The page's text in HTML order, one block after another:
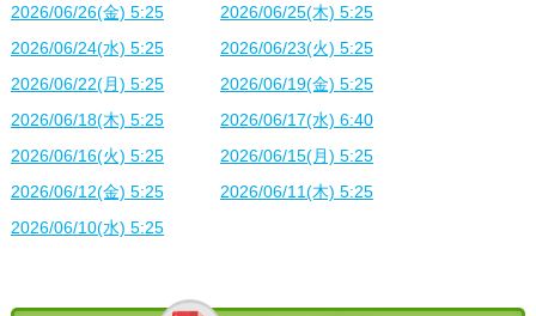
2026/06/26(金) 5:25
2026/06/25(木) 5:25
2026/06/24(水) 5:25
2026/06/23(火) 5:25
2026/06/22(月) 5:25
2026/06/19(金) 5:25
2026/06/18(木) 5:25
2026/06/17(水) 6:40
2026/06/16(火) 5:25
2026/06/15(月) 5:25
2026/06/12(金) 5:25
2026/06/11(木) 5:25
2026/06/10(水) 5:25